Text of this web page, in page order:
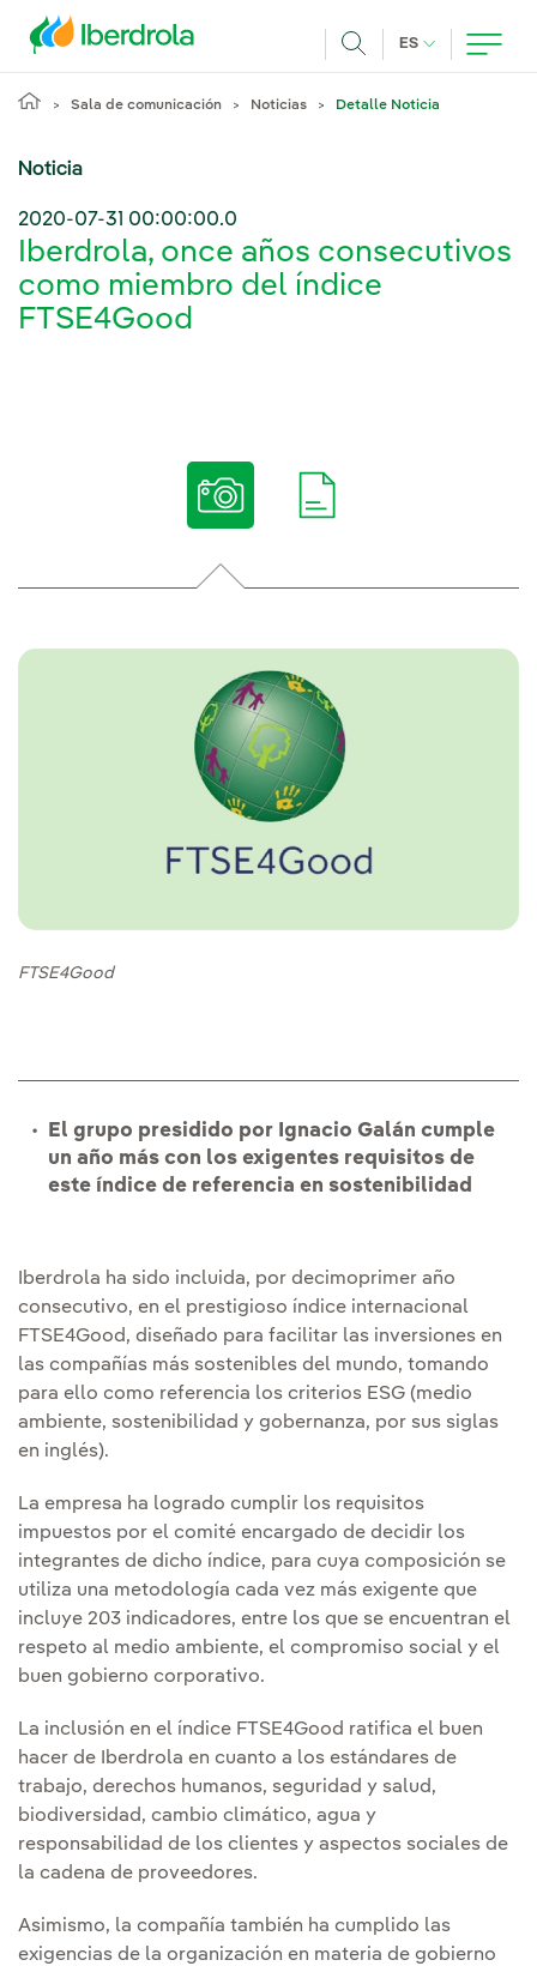
ES IDIOMA
Sala de comunicación Noticias Detalle Noticia
Noticia
2020-07-31 00:00:00.0
Iberdrola, once años consecutivos
como miembro del índice
FTSE4Good
FTSE4Good
El grupo presidido por Ignacio Galán cumple
un año más con los exigentes requisitos de
este índice de referencia en sostenibilidad
Iberdrola ha sido incluida, por decimoprimer año
consecutivo, en el prestigioso índice internacional
FTSE4Good, diseñado para facilitar las inversiones en
las compañías más sostenibles del mundo, tomando
para ello como referencia los criterios ESG (medio
ambiente, sostenibilidad y gobernanza, por sus siglas
en inglés).
La empresa ha logrado cumplir los requisitos
impuestos por el comité encargado de decidir los
integrantes de dicho índice, para cuya composición se
utiliza una metodología cada vez más exigente que
incluye 203 indicadores, entre los que se encuentran el
respeto al medio ambiente, el compromiso social y el
buen gobierno corporativo.
La inclusión en el índice FTSE4Good ratifica el buen
hacer de Iberdrola en cuanto a los estándares de
trabajo, derechos humanos, seguridad y salud,
biodiversidad, cambio climático, agua y
responsabilidad de los clientes y aspectos sociales de
la cadena de proveedores.
Asimismo, la compañía también ha cumplido las
exigencias de la organización en materia de gobierno